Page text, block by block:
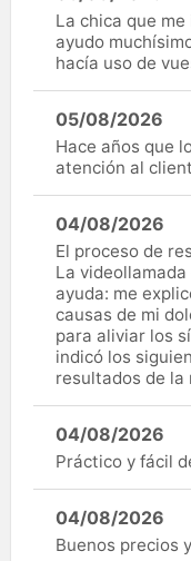
La chica que
ayudo
hacía uso de
05/08/2026
Hace años que
atención al
04/08/2026
El proceso de
La
ayuda: me
causas de mi
para aliviar los
indicó los
resultados de la
04/08/2026
Práctico y fácil
04/08/2026
Buenos precios